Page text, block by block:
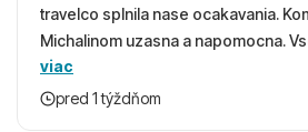
travelco splnila nase ocakavania.
Michalinom uzasna a napomocna.
vecernych hodinach zaco sa
krasny, cisty. Sluzby top. Strava,
viac
pred 1 týždňom